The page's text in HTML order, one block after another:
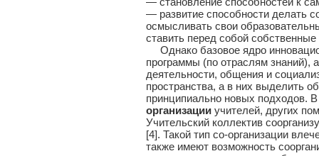
— развитие способности делать
осмысливать свои
ставить перед собой
Однако базовое ядро
программы (по отраслям знаний),
деятельности, общения и
пространства, а в них выделить
принципиально новых подходов.
организации учителей, других
Учительский коллектив
[4]. Такой тип со-организации
также имеют возможность